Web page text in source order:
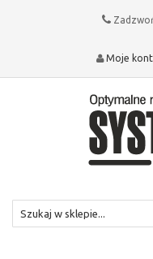
Moje